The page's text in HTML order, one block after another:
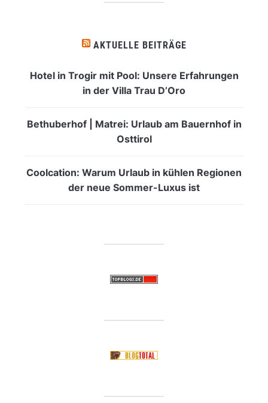
AKTUELLE BEITRÄGE
Hotel in Trogir mit Pool: Unsere Erfahrungen
in der Villa Trau D’Oro
Bethuberhof | Matrei: Urlaub am Bauernhof in
Osttirol
Coolcation: Warum Urlaub in kühlen Regionen
der neue Sommer-Luxus ist